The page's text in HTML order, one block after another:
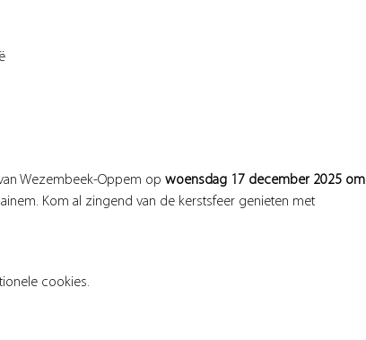
Wezembeek-Oppem op woensdag 17 december 2025 om
Kom al zingend van de kerstsfeer genieten met
cookies.